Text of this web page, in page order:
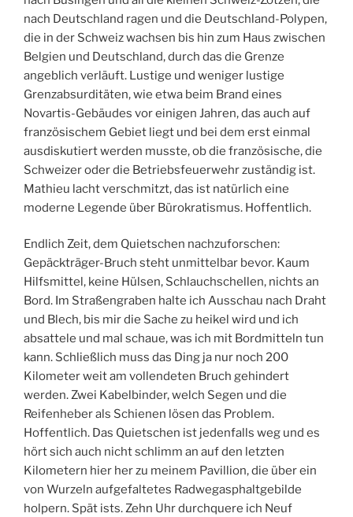
nach Deutschland ragen und die Deutschland-Polypen,
die in der Schweiz wachsen bis hin zum Haus zwischen
Belgien und Deutschland, durch das die Grenze
angeblich verläuft. Lustige und weniger lustige
Grenzabsurditäten, wie etwa beim Brand eines
Novartis-Gebäudes vor einigen Jahren, das auch auf
französischem Gebiet liegt und bei dem erst einmal
ausdiskutiert werden musste, ob die französische, die
Schweizer oder die Betriebsfeuerwehr zuständig ist.
Mathieu lacht verschmitzt, das ist natürlich eine
moderne Legende über Bürokratismus. Hoffentlich.
Endlich Zeit, dem Quietschen nachzuforschen:
Gepäckträger-Bruch steht unmittelbar bevor. Kaum
Hilfsmittel, keine Hülsen, Schlauchschellen, nichts an
Bord. Im Straßengraben halte ich Ausschau nach Draht
und Blech, bis mir die Sache zu heikel wird und ich
absattele und mal schaue, was ich mit Bordmitteln tun
kann. Schließlich muss das Ding ja nur noch 200
Kilometer weit am vollendeten Bruch gehindert
werden. Zwei Kabelbinder, welch Segen und die
Reifenheber als Schienen lösen das Problem.
Hoffentlich. Das Quietschen ist jedenfalls weg und es
hört sich auch nicht schlimm an auf den letzten
Kilometern hier her zu meinem Pavillion, die über ein
von Wurzeln aufgefaltetes Radwegasphaltgebilde
holpern. Spät ists. Zehn Uhr durchquere ich Neuf